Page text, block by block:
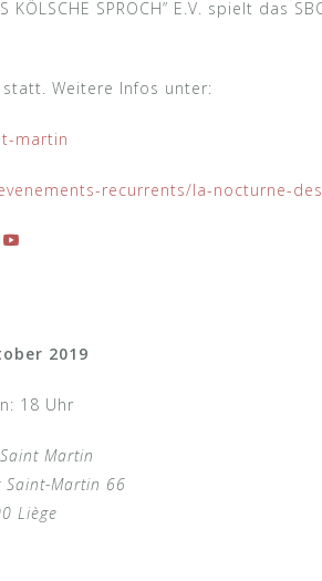
KÖLSCHE SPROCH” E.V. spielt das
Weitere Infos unter:
martin
recurrents/la-nocturne-
2019
18 Uhr
Martin
Saint-Martin 66
Liège